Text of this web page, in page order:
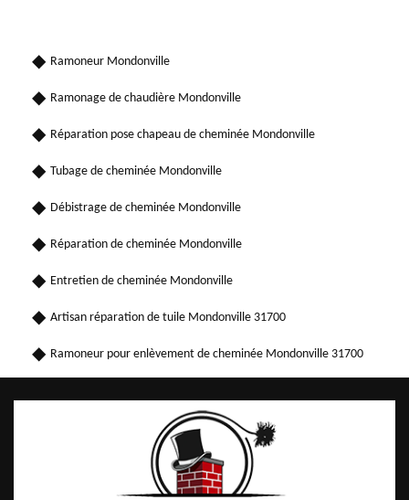
Ramoneur Mondonville
Ramonage de chaudière Mondonville
Réparation pose chapeau de cheminée Mondonville
Tubage de cheminée Mondonville
Débistrage de cheminée Mondonville
Réparation de cheminée Mondonville
Entretien de cheminée Mondonville
Artisan réparation de tuile Mondonville 31700
Ramoneur pour enlèvement de cheminée Mondonville 31700